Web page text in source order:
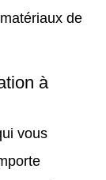
de
à
vous